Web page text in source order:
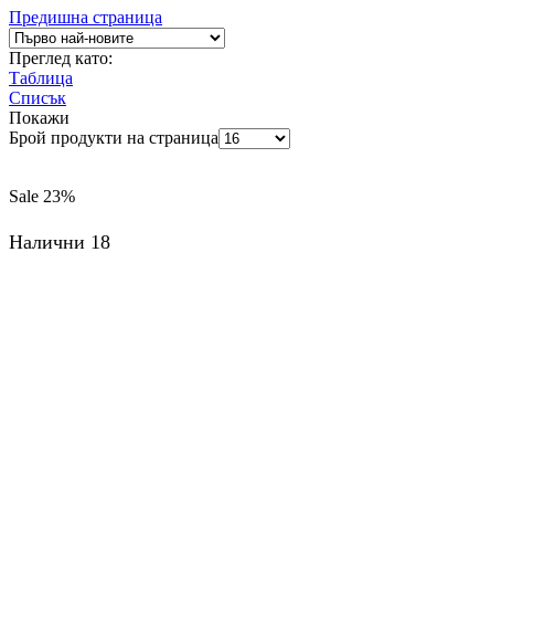
Предишна страница
Преглед като:
Таблица
Списък
Покажи
Брой продукти на страница
Sale 23%
Налични 18